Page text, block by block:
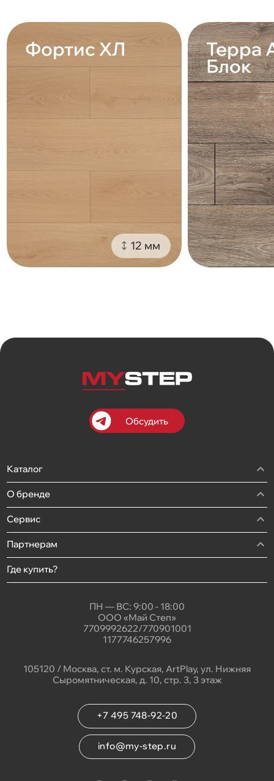
Фортис ХЛ
12 мм
Терра
Блок
Обсудить
Каталог
О бренде
Сервис
Партнерам
Где купить?
ПН — ВС: 9:00 - 18:00
ООО «Май Степ»
7709992622/770901001
1177746257996
105120 / Москва, ст. м. Курская, ArtPlay, ул. Нижняя
Сыромятническая, д. 10, стр. 3, 3 этаж
+7 495 748-92-20
info@my-step.ru